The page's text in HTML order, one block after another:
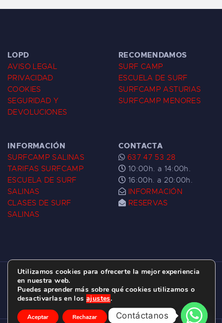
LOPD
AVISO LEGAL
PRIVACIDAD
COOKIES
SEGURIDAD Y
DEVOLUCIONES
RECOMENDAMOS
SURF CAMP
ESCUELA DE SURF
SURFCAMP ASTURIAS
SURFCAMP MENORES
INFORMACIÓN
SURFCAMP SALINAS
TARIFAS SURFCAMP
ESCUELA DE SURF
SALINAS
CLASES DE SURF
SALINAS
CONTACTA
637 47 53 28
10:00h. a 14:00h.
16:00h. a 20:00h.
INFORMACIÓN
RESERVAS
ESCUELA DE SURF LAS DUNAS ©
2026.
C/ BERNARDO ÁLVAREZ GALAN 1, SALINAS
(ASTURIAS)
Utilizamos cookies para ofrecerte la mejor experiencia
en nuestra web.
Puedes aprender más sobre qué cookies utilizamos o
desactivarlas en los ajustes.
Aceptar Rechazar Ajustes
Contáctanos